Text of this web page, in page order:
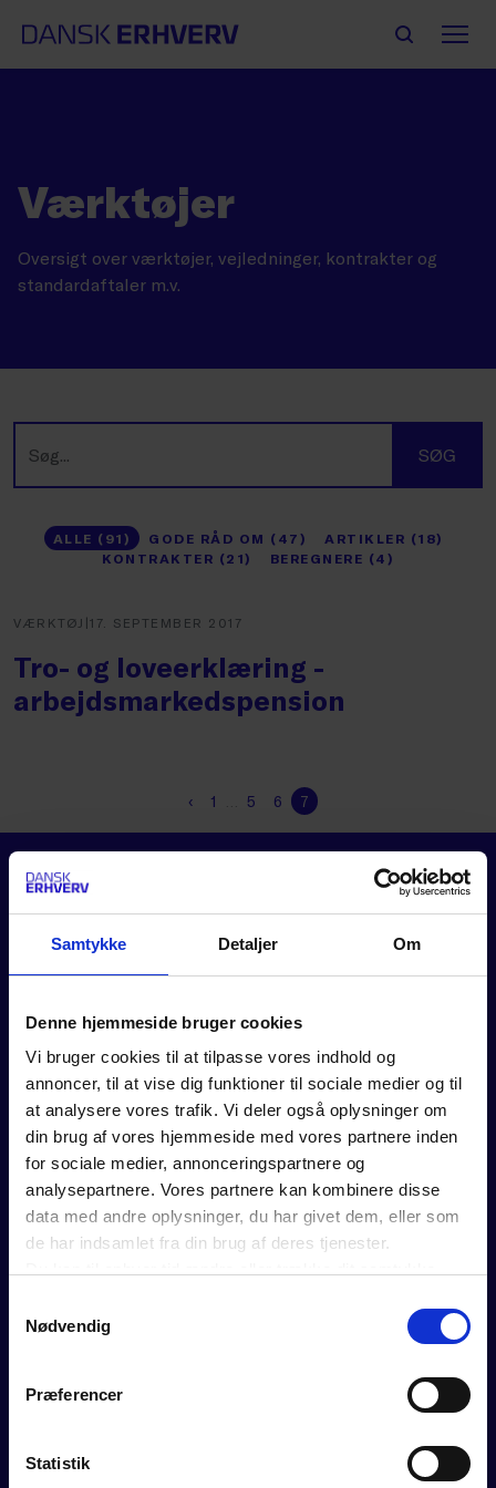
Samtykke Detaljer Om
Denne hjemmeside bruger cookies
Vi bruger cookies til at tilpasse vores indhold og
annoncer, til at vise dig funktioner til sociale medier og til
at analysere vores trafik. Vi deler også oplysninger om
din brug af vores hjemmeside med vores partnere inden
for sociale medier, annonceringspartnere og
analysepartnere. Vores partnere kan kombinere disse
data med andre oplysninger, du har givet dem, eller som
de har indsamlet fra din brug af deres tjenester.
hjørne på websitet.
Nødvendig
Præferencer
Statistik
Værktøjer
Oversigt over værktøjer, vejledninger, kontrakter og
standardaftaler m.v.
SØG
ALLE (91) GODE RÅD OM (47)
ARTIKLER (18)
KONTRAKTER (21)
BEREGNERE (4)
VÆRKTØJ 17. SEPTEMBER 2017
Tro- og loveerklæring -
arbejdsmarkedspension
‹ 1 5 6 7
FOR MEDLEMMER
Rådgivning
Værktøjer
Kurser og events
Politik
Analyser
Se vores webinarer
Medlemsfordele
OM DANSK ERHVERV
Velkommen til mulighedernes tid
Om Dansk Erhverv